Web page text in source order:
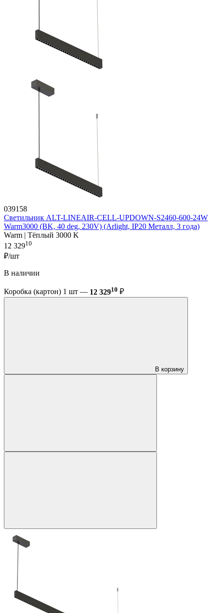
039158
Светильник ALT-LINEAIR-CELL-UPDOWN-S2460-600-24W
Warm3000 (BK, 40 deg, 230V) (Arlight, IP20 Металл, 3 года)
Warm | Тёплый 3000 K
12 32910
₽/шт
В наличии
Коробка (картон) 1 шт — 12 32910 ₽
В корзину